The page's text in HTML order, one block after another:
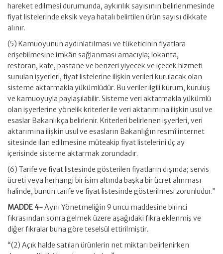
hareket edilmesi durumunda, aykırılık sayısının belirlenmesinde
fiyat listelerinde eksik veya hatalı belirtilen ürün sayısı dikkate
alınır.
(5) Kamuoyunun aydınlatılması ve tüketicinin fiyatlara
erişebilmesine imkân sağlanması amacıyla; lokanta,
restoran, kafe, pastane ve benzeri yiyecek ve içecek hizmeti
sunulan işyerleri, fiyat listelerine ilişkin verileri kurulacak olan
sisteme aktarmakla yükümlüdür. Bu veriler ilgili kurum, kuruluş
ve kamuoyuyla paylaşılabilir. Sisteme veri aktarmakla yükümlü
olan işyerlerine yönelik kriterler ile veri aktarımına ilişkin usul ve
esaslar Bakanlıkça belirlenir. Kriterleri belirlenen işyerleri, veri
aktarımına ilişkin usul ve esasların Bakanlığın resmî internet
sitesinde ilan edilmesine müteakip fiyat listelerini üç ay
içerisinde sisteme aktarmak zorundadır.
(6) Tarife ve fiyat listesinde gösterilen fiyatların dışında; servis
ücreti veya herhangi bir isim altında başka bir ücret alınması
halinde, bunun tarife ve fiyat listesinde gösterilmesi zorunludur.”
MADDE 4-Aynı Yönetmeliğin 9 uncu maddesine birinci
fıkrasından sonra gelmek üzere aşağıdaki fıkra eklenmiş ve
diğer fıkralar buna göre teselsül ettirilmiştir.
“(2) Açık halde satılan ürünlerin net miktarı belirlenirken